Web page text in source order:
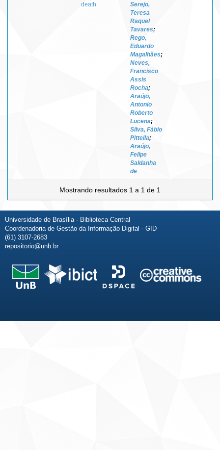
death
Serejo,
Teresa
Raquel
Tavares;
Rego,
Eduardo
Magalhães;
Neves,
Francisco
Assis
Rocha;
Araújo,
Antonio
Roberto
Lucena;
Silva, Fábio
Pittella;
Araújo,
Felipe
Saldanha
de
Mostrando resultados 1 a 1 de 1
Universidade de Brasília - Biblioteca Central
Coordenadoria de Gestão da Informação Digital - GID
(61) 3107-2683
repositorio@unb.br